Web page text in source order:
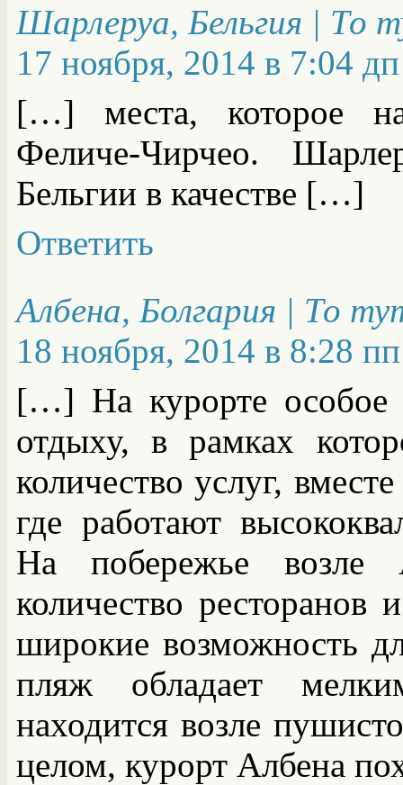
Шарлеруа, Бельгия | То
17 ноября, 2014 в 7:04 дп
[…] места, которое
Феличе-Чирчео.
Бельгии в качестве […]
Ответить
Албена, Болгария | То
18 ноября, 2014 в 8:28 пп
[…] На курорте особое
отдыху, в рамках
количество услуг,
где работают
На побережье возле
количество ресторанов
широкие возможность
пляж обладает
находится возле
целом, курорт Албена